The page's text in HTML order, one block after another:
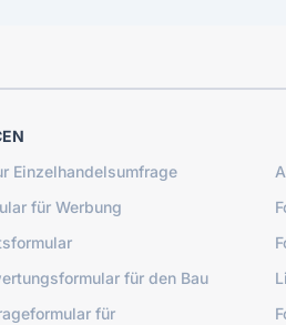
Einzelhandelsumfrage
für Werbung
für den Bau
für